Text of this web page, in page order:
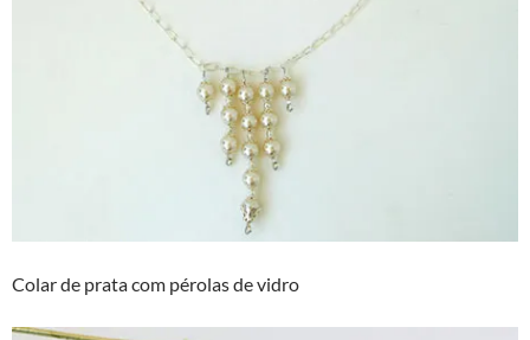
Colar de prata com pérolas de vidro